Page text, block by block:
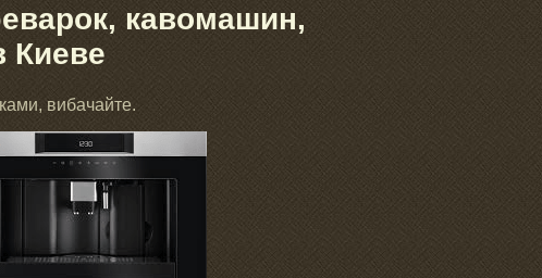
кавомашин,
Киеве
вибачайте.